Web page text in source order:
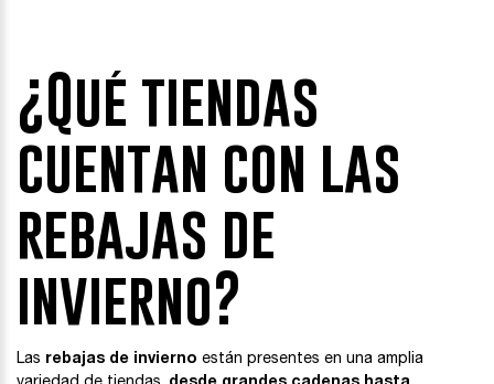
¿Qué tiendas
cuentan con las
rebajas de
invierno?
Las rebajas de invierno están presentes en una amplia